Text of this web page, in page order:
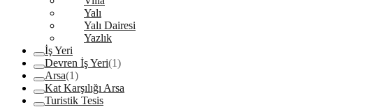
Yalı
Yalı Dairesi
Yazlık
İş Yeri
Devren İş Yeri(1)
Arsa(1)
Kat Karşılığı Arsa
Turistik Tesis